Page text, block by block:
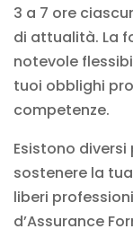
3 a 7 ore
di attualità. La
notevole
tuoi obblighi
competenze.
Esistono diversi
sostenere la
liberi
d’Assurance